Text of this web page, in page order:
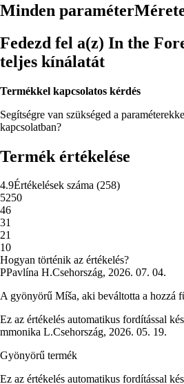
Minden paraméter
Fedezd fel a(z) In the
teljes kínálatát
Termékkel kapcsolatos kérdés
Segítségre van szükséged a
kapcsolatban?
Termék értékelése
4.9Értékelések száma (258)
5250
46
31
21
10
Hogyan történik az értékelés?
PPavlína H.Csehország, 2026. 07. 04.
A gyönyörű Míša, aki beváltotta a hozzá
Ez az értékelés automatikus fordítással
mmonika L.Csehország, 2026. 05. 19.
Gyönyörű termék
Ez az értékelés automatikus fordítással